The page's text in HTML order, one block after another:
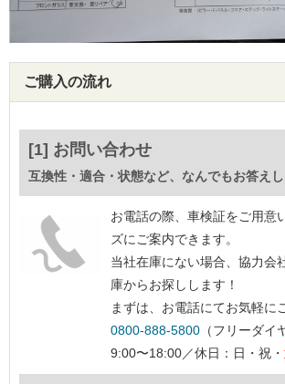
ご購入の流れ
[1] お問い合わせ
互換性・適合・状態など、なんでもお答えし
お電話の際、車検証をご用意
ズにご案内できます。
当社在庫にない場合、協力会
庫からお探しします！
まずは、お電話にてお気軽に
0800-888-5800 （フリーダイ
9:00〜18:00／休日：日・祝・